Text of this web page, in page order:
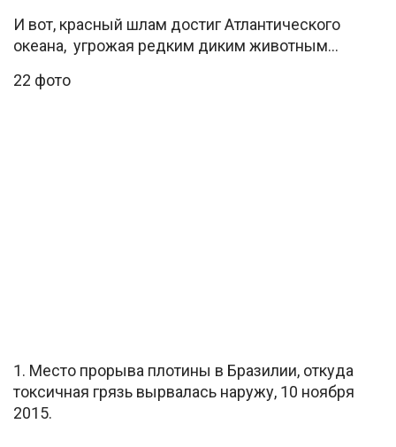
И вот, красный шлам достиг Атлантического
океана, угрожая редким диким животным…
22 фото
1. Место прорыва плотины в Бразилии, откуда
токсичная грязь вырвалась наружу, 10 ноября
2015.